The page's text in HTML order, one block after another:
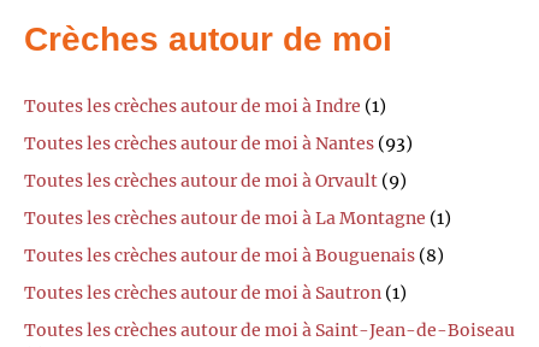
Crèches autour de moi
Toutes les crèches autour de moi à Indre (1)
Toutes les crèches autour de moi à Nantes (93)
Toutes les crèches autour de moi à Orvault (9)
Toutes les crèches autour de moi à La Montagne (1)
Toutes les crèches autour de moi à Bouguenais (8)
Toutes les crèches autour de moi à Sautron (1)
Toutes les crèches autour de moi à Saint-Jean-de-Boiseau